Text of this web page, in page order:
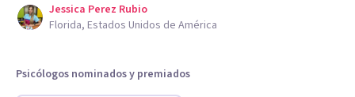
Jessica Perez Rubio
Florida, Estados Unidos de América
Psicólogos nominados y premiados